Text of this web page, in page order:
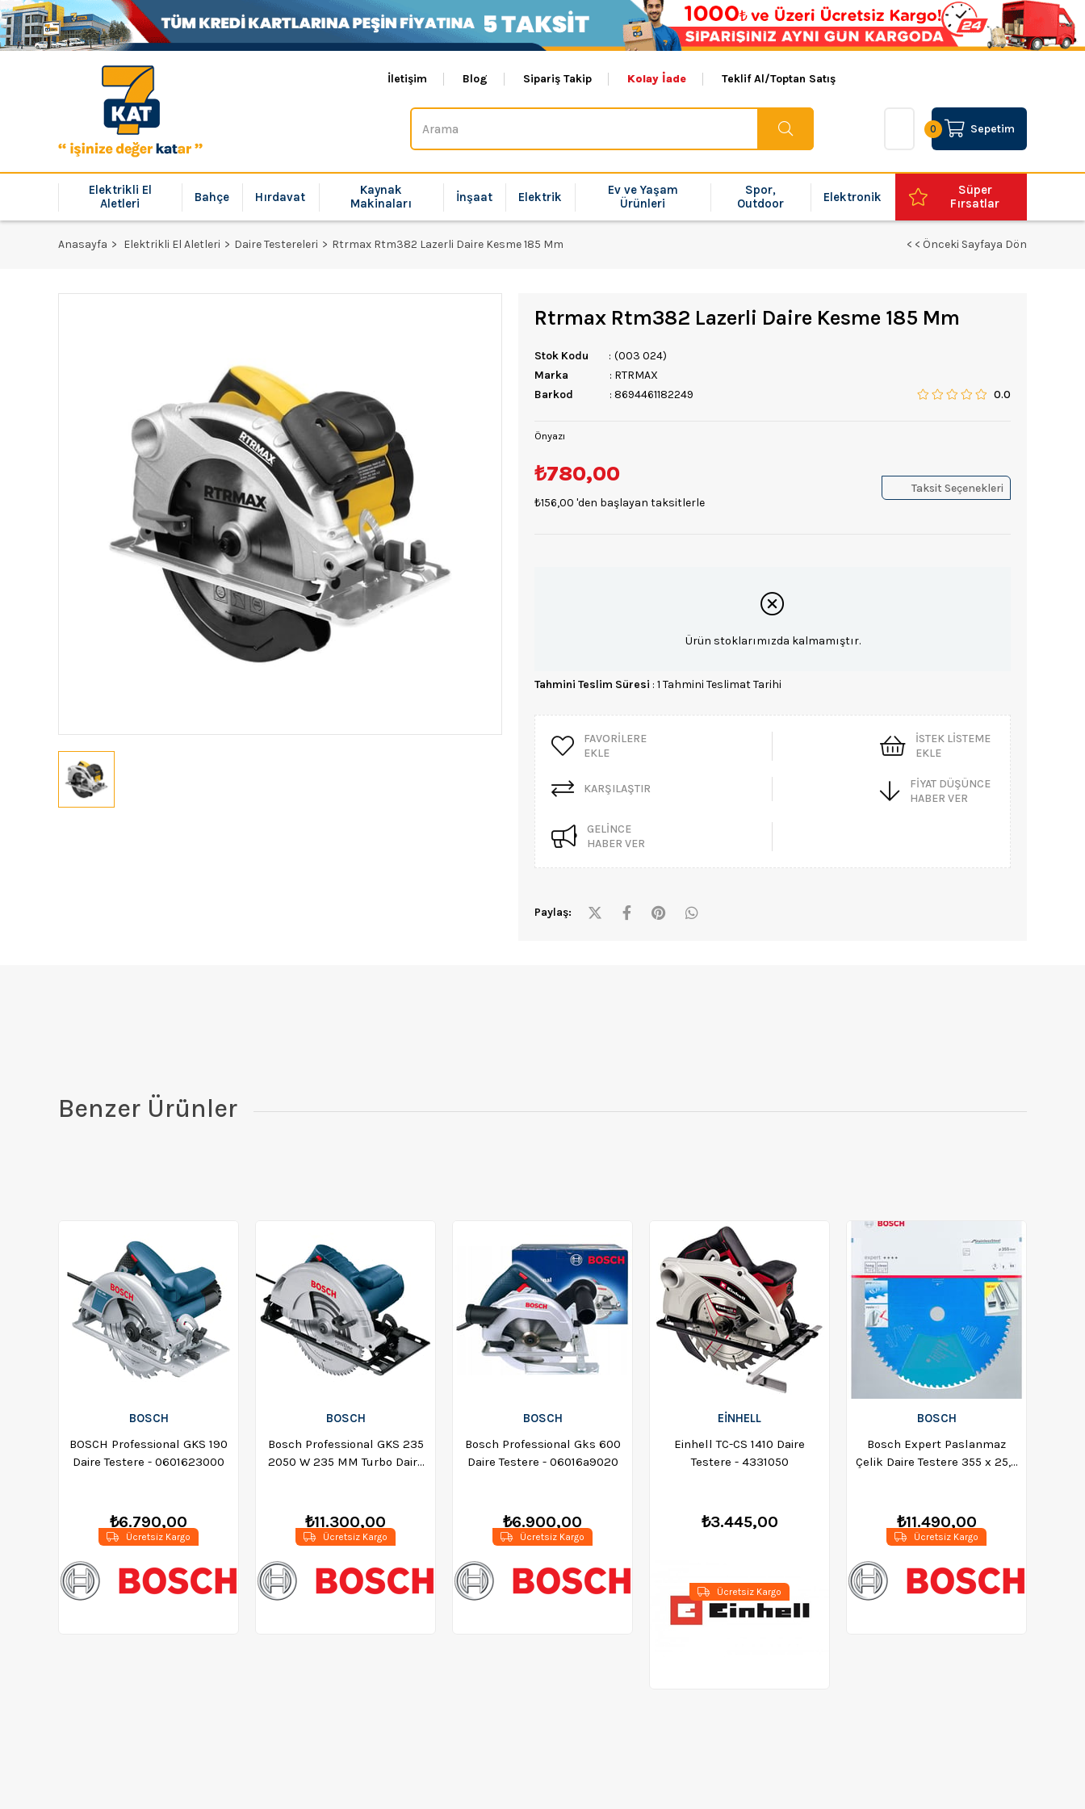
İletişim Blog Sipariş Takip Kolay İade Teklif Al/Toptan Satış
Sepetim
0
Elektrikli El
Aletleri
Bahçe Hırdavat
Kaynak
Makinaları
İnşaat Elektrik
Ev ve Yaşam
Ürünleri
Spor,
Outdoor
Elektronik
Süper
Fırsatlar
Anasayfa Elektrikli El Aletleri Daire Testereleri Rtrmax Rtm382 Lazerli Daire Kesme 185 Mm < < Önceki Sayfaya Dön
Rtrmax Rtm382 Lazerli Daire Kesme 185 Mm
Stok Kodu
(003 024)
Marka
: RTRMAX
Barkod
: 8694461182249 0.0
Önyazı
₺780,00
₺156,00 'den başlayan taksitlerle
Taksit Seçenekleri
Ürün stoklarımızda kalmamıştır.
Tahmini Teslim Süresi : 1 Tahmini Teslimat Tarihi
FAVORILERE
EKLE
İSTEK LISTEME
EKLE
KARŞILAŞTIR
FIYAT DÜŞÜNCE
HABER VER
GELINCE
HABER VER
Paylaş:
Benzer Ürünler
BOSCH
BOSCH Professional GKS 190
Daire Testere - 0601623000
₺6.790,00
Ücretsiz Kargo
BOSCH
Bosch Professional GKS 235
2050 W 235 MM Turbo Daire
₺11.300,00
Ücretsiz Kargo
BOSCH
Bosch Professional Gks 600
Daire Testere - 06016a9020
₺6.900,00
Ücretsiz Kargo
EİNHELL
Einhell TC-CS 1410 Daire
Testere - 4331050
₺3.445,00
Ücretsiz Kargo
BOSCH
Bosch Expert Paslanmaz
Çelik Daire Testere 355 x 25,4
₺11.490,00
Ücretsiz Kargo